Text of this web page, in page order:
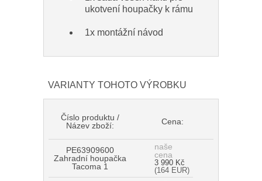
ukotvení houpačky k rámu
1x montážní návod
VARIANTY TOHOTO VÝROBKU
Číslo produktu /
Název zboží:
Cena:
PE63909600
Zahradní houpačka
Tacoma 1
naše
cena
3 990 Kč
(164 EUR)